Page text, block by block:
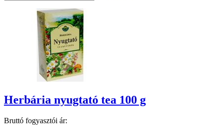
Herbária nyugtató tea 100 g
Bruttó fogyasztói ár: